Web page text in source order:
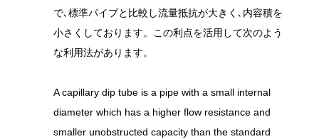
で､標準パイプと比較し流量抵抗が大きく､内容積を
小さくしております。この利点を活用して次のよう
な利用法があります。
A capillary dip tube is a pipe with a small internal
diameter which has a higher flow resistance and
smaller unobstructed capacity than the standard